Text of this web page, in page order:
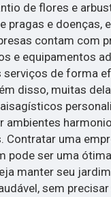
de flores e
pragas e doenças,
contam com
e equipamentos
serviços de forma
disso, muitas
ambientes
Contratar uma
pode ser uma
manter seu
sem